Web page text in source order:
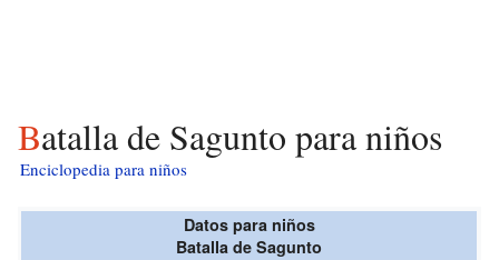
Batalla de Sagunto para niños
Enciclopedia para niños
Datos para niños
Batalla de Sagunto